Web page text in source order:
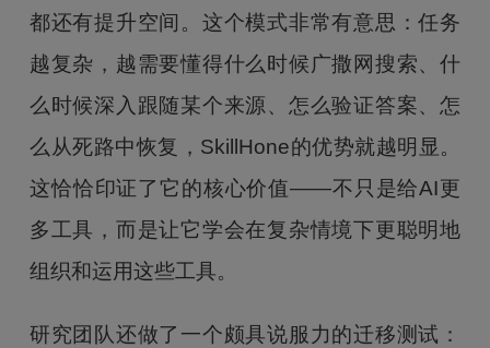
都还有提升空间。这个模式非常有意思：任务
越复杂，越需要懂得什么时候广撒网搜索、什
么时候深入跟随某个来源、怎么验证答案、怎
么从死路中恢复，SkillHone的优势就越明显。
这恰恰印证了它的核心价值——不只是给AI更
多工具，而是让它学会在复杂情境下更聪明地
组织和运用这些工具。
研究团队还做了一个颇具说服力的迁移测试：